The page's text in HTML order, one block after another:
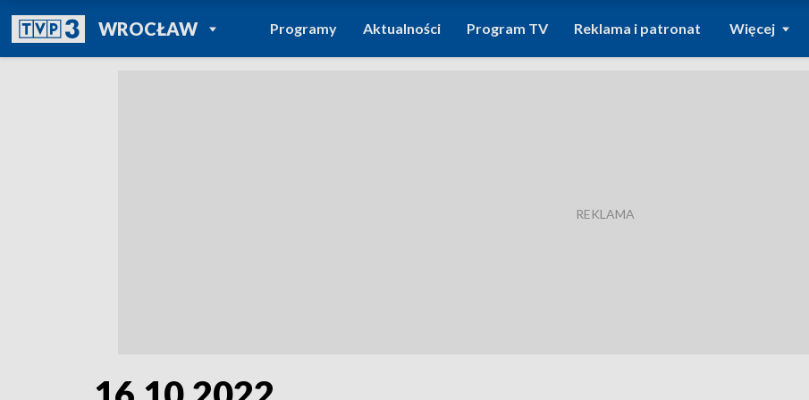
WROCŁAWPOWRÓT DO
TVP REGIONY
Programy Aktualności Program TV Reklama i patronat Więcej